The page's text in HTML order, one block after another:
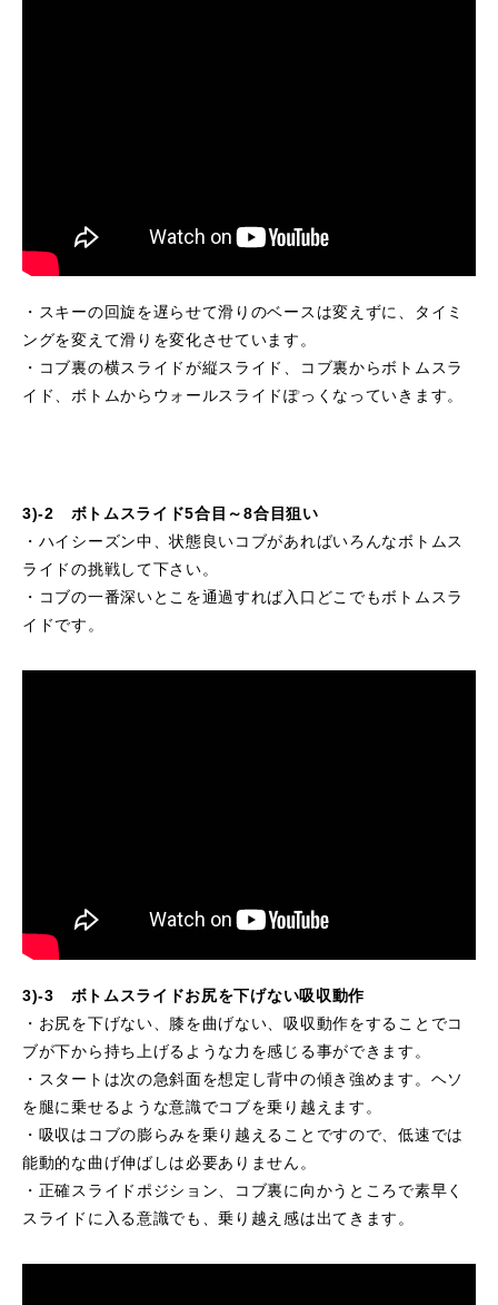
・スキーの回旋を遅らせて滑りのベースは変えずに、タイミ
ングを変えて滑りを変化させています。
・コブ裏の横スライドが縦スライド、コブ裏からボトムスラ
イド、ボトムからウォールスライドぽっくなっていきます。
3)-2 ボトムスライド5合目～8合目狙い
・ハイシーズン中、状態良いコブがあればいろんなボトムス
ライドの挑戦して下さい。
・コブの一番深いとこを通過すれば入口どこでもボトムスラ
イドです。
3)-3 ボトムスライドお尻を下げない吸収動作
・お尻を下げない、膝を曲げない、吸収動作をすることでコ
ブが下から持ち上げるような力を感じる事ができます。
・スタートは次の急斜面を想定し背中の傾き強めます。ヘソ
を腿に乗せるような意識でコブを乗り越えます。
・吸収はコブの膨らみを乗り越えることですので、低速では
能動的な曲げ伸ばしは必要ありません。
・正確スライドポジション、コブ裏に向かうところで素早く
スライドに入る意識でも、乗り越え感は出てきます。